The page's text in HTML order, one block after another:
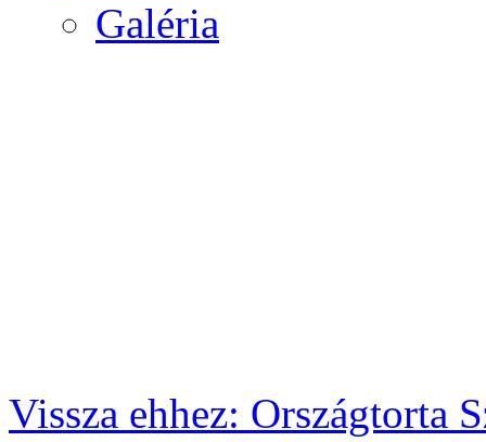
Galéria
Vissza ehhez: Országtorta